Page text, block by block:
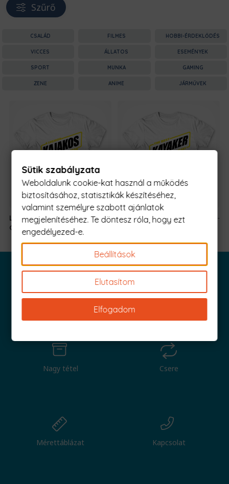
Szűrő
CSALÁD FILMES HOBBI-ÉRDEKLŐDÉS
VICCES ÁLLATOS ESEMÉNYEK
SPORT MUNKA GAMING
ZENE ANIME JÁRMŰVEK
Legjobb Kajakos a
Galaxisban
5990 Ft-
Legjobb Kajakos a
-
Iratkozz fel és küldjük is az 1000 Ft értékű kuponod!
Nagy tétel Csere
Mérettáblázat Kapcsolat
Sütik szabályzata
Weboldalunk cookie-kat használ a működés
biztosításához, statisztikák készítéséhez,
valamint személyre szabott ajánlatok
megjelenítéséhez. Te döntesz róla, hogy ezt
engedélyezed-e.
Beállítások
Elutasítom
Elfogadom